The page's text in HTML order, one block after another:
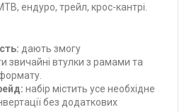
ендуро, трейл, крос-кантрі.
дають змогу
звичайні втулки з рамами та
набір містить усе необхідне
без додаткових